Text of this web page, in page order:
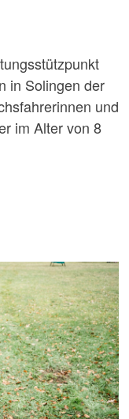
in Solingen der
und
im Alter von 8